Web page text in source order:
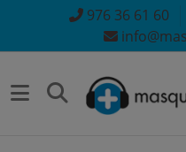
976 36 61 60